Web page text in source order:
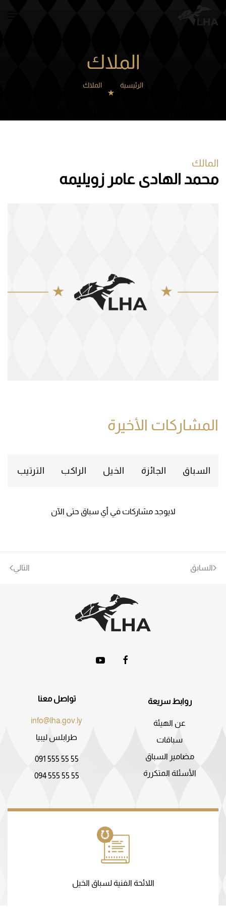
الملاك
الرئيسية الملاك
المالك
محمد الهادى عامر زويليمه
المشاركات الأخيرة
السباق الجائزة الخيل الراكب الترتيب
لايوجد مشاركات في أي سباق حتى الآن
السابق التالي
روابط سريعة
عن الهيئة
سباقات
مضامير السباق
الأسئلة المتكررة
تواصل معنا
info@lha.gov.ly
طرابلس ليبيا
091 555 55 55
094 555 55 55
اللائحة الفنية لسباق الخيل